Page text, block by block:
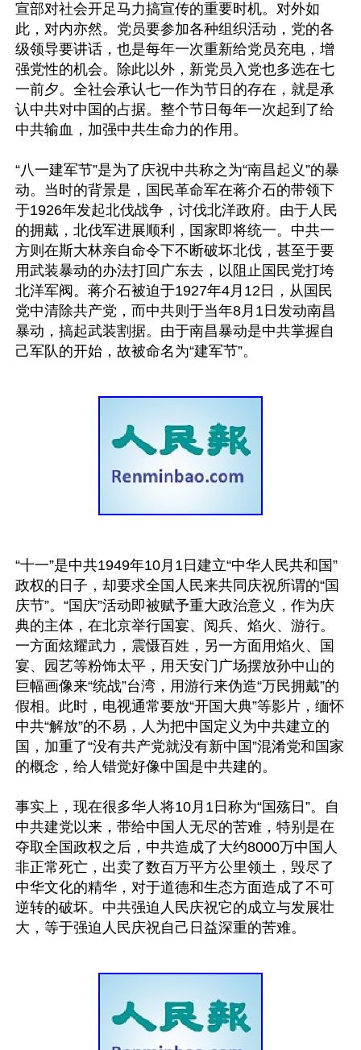
宣部对社会开足马力搞宣传的重要时机。对外如
此，对内亦然。党员要参加各种组织活动，党的各
级领导要讲话，也是每年一次重新给党员充电，增
强党性的机会。除此以外，新党员入党也多选在七
一前夕。全社会承认七一作为节日的存在，就是承
认中共对中国的占据。整个节日每年一次起到了给
中共输血，加强中共生命力的作用。
“八一建军节”是为了庆祝中共称之为“南昌起义”的暴
动。当时的背景是，国民革命军在蒋介石的带领下
于1926年发起北伐战争，讨伐北洋政府。由于人民
的拥戴，北伐军进展顺利，国家即将统一。中共一
方则在斯大林亲自命令下不断破坏北伐，甚至于要
用武装暴动的办法打回广东去，以阻止国民党打垮
北洋军阀。蒋介石被迫于1927年4月12日，从国民
党中清除共产党，而中共则于当年8月1日发动南昌
暴动，搞起武装割据。由于南昌暴动是中共掌握自
“十一”是中共1949年10月1日建立“中华人民共和国”
政权的日子，却要求全国人民来共同庆祝所谓的“国
庆节”。“国庆”活动即被赋予重大政治意义，作为庆
典的主体，在北京举行国宴、阅兵、焰火、游行。
一方面炫耀武力，震慑百姓，另一方面用焰火、国
宴、园艺等粉饰太平，用天安门广场摆放孙中山的
巨幅画像来“统战”台湾，用游行来伪造“万民拥戴”的
假相。此时，电视通常要放“开国大典”等影片，缅怀
中共“解放”的不易，人为把中国定义为中共建立的
国，加重了“没有共产党就没有新中国”混淆党和国家
的概念，给人错觉好像中国是中共建的。
事实上，现在很多华人将10月1日称为“国殇日”。自
中共建党以来，带给中国人无尽的苦难，特别是在
夺取全国政权之后，中共造成了大约8000万中国人
非正常死亡，出卖了数百万平方公里领土，毁尽了
中华文化的精华，对于道德和生态方面造成了不可
逆转的破坏。中共强迫人民庆祝它的成立与发展壮